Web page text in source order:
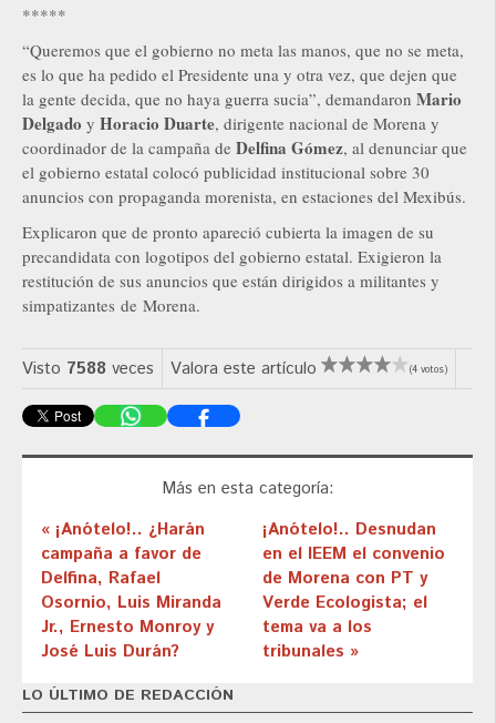
*****
“Queremos que el gobierno no meta las manos, que no se meta,
es lo que ha pedido el Presidente una y otra vez, que dejen que
la gente decida, que no haya guerra sucia”, demandaron Mario
Delgado y Horacio Duarte, dirigente nacional de Morena y
coordinador de la campaña de Delfina Gómez, al denunciar que
el gobierno estatal colocó publicidad institucional sobre 30
anuncios con propaganda morenista, en estaciones del Mexibús.
Explicaron que de pronto apareció cubierta la imagen de su
precandidata con logotipos del gobierno estatal. Exigieron la
restitución de sus anuncios que están dirigidos a militantes y
simpatizantes de Morena.
Visto 7588 veces Valora este artículo (4 votos)
Más en esta categoría:
« ¡Anótelo!.. ¿Harán
campaña a favor de
Delfina, Rafael
Osornio, Luis Miranda
Jr., Ernesto Monroy y
José Luis Durán?
¡Anótelo!.. Desnudan
en el IEEM el convenio
de Morena con PT y
Verde Ecologista; el
tema va a los
tribunales »
LO ÚLTIMO DE REDACCIÓN